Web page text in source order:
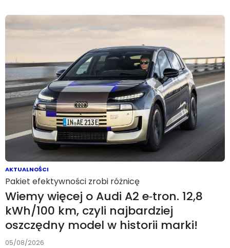
AKTUALNOŚCI
Pakiet efektywności zrobi różnicę
Wiemy więcej o Audi A2 e‑tron. 12,8
kWh/100 km, czyli najbardziej
oszczędny model w historii marki!
05/08/2026